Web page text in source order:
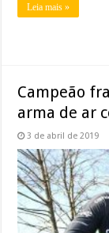
Leia mais »
Campeão
arma de ar
3 de abril de 2019